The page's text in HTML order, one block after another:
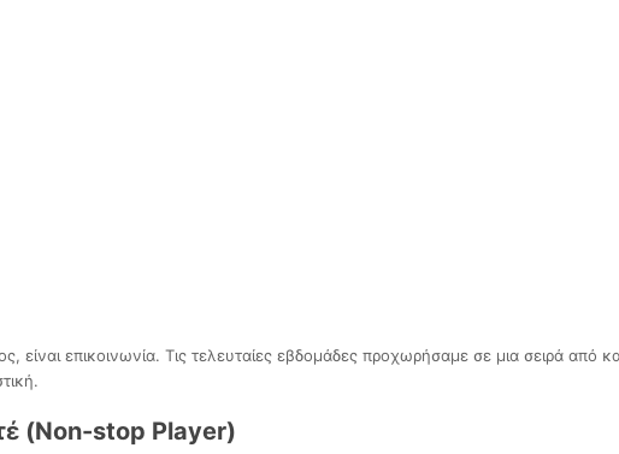
είναι επικοινωνία. Τις τελευταίες εβδομάδες προχωρήσαμε σε μια σειρά από
(Non-stop Player)